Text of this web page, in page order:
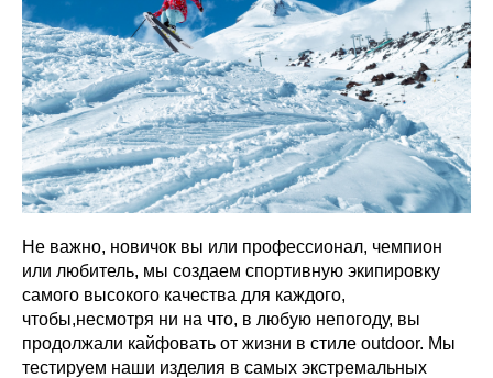
Не важно, новичок вы или профессионал, чемпион
или любитель, мы создаем спортивную экипировку
самого высокого качества для каждого,
чтобы,несмотря ни на что, в любую непогоду, вы
продолжали кайфовать от жизни в стиле outdoor. Мы
тестируем наши изделия в самых экстремальных